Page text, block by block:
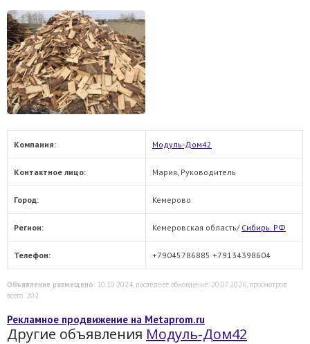
Компания: Модуль-Дом42
Контактное лицо: Мария, Руководитель
Город: Кемерово
Регион: Кемеровская область/ Сибирь. РФ
Телефон: +79045786885 +79134398604
Объявление размещено: 10.10.2024, последнее обновление: 20.07.2026, просмотров
всего: 202.
Рекламное продвижение на Metaprom.ru
Другие объявления Модуль-Дом42